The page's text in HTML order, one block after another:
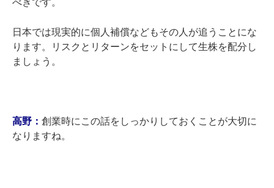
日本では現実的に個人補償などもその人が追うことにな
ります。リスクとリターンをセットにして生株を配分し
ましょう。
高野： 創業時にこの話をしっかりしておくことが大切に
なりますね。